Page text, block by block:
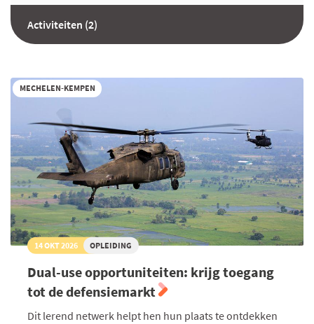
Activiteiten (2)
MECHELEN-KEMPEN
14 OKT 2026 OPLEIDING
Dual-use opportuniteiten: krijg toegang
tot de defensiemarkt
Dit lerend netwerk helpt hen hun plaats te ontdekken